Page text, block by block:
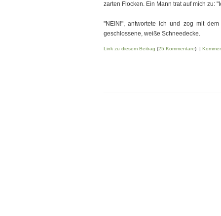
zarten Flocken. Ein Mann trat auf mich zu:
"NEIN!", antwortete ich und zog mit
geschlossene, weiße Schneedecke.
Link zu diesem Beitrag (25 Kommentare) |